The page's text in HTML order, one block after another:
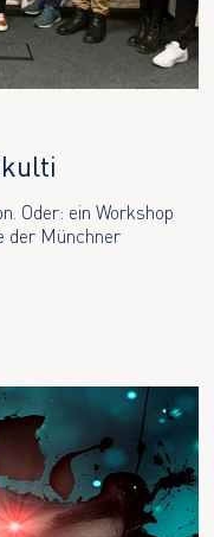
Oder: ein Workshop
der Münchner